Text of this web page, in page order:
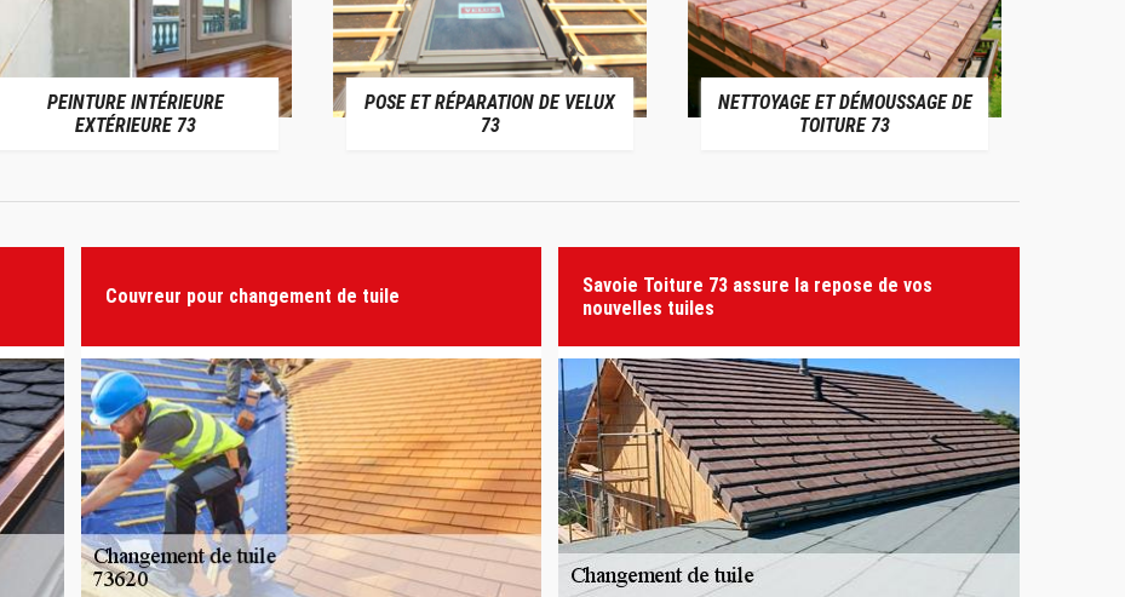
PEINTURE INTÉRIEURE
EXTÉRIEURE 73
POSE ET RÉPARATION DE VELUX
73
NETTOYAGE ET DÉMOUSSAGE DE
TOITURE 73
Couvreur pour changement de tuile
Savoie Toiture 73 assure la repose de vos
nouvelles tuiles